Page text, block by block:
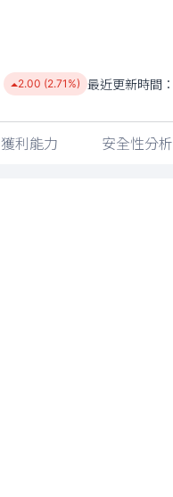
2.00 (2.71%) 最近更新時間：
獲利能力 安全性分析